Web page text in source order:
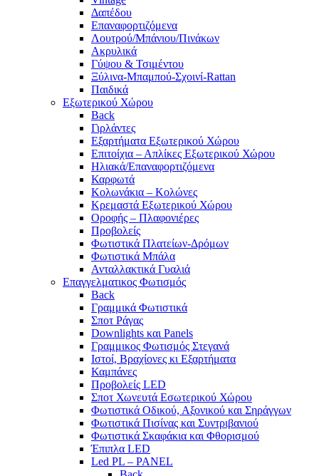
Δαπέδου
Επαναφορτιζόμενα
Λουτρού/Μπάνιου/Πινάκων
Ακρυλικά
Γύψου & Τσιμέντου
Ξύλινα-Μπαμπού-Σχοινί-Rattan
Παιδικά
Εξωτερικού Χώρου
Back
Γιρλάντες
Εξαρτήματα Εξωτερικού Χώρου
Επιτοίχια – Απλίκες Εξωτερικού Χώρου
Ηλιακά/Επαναφορτιζόμενα
Καρφωτά
Κολωνάκια – Κολώνες
Κρεμαστά Εξωτερικού Χώρου
Οροφής – Πλαφονιέρες
Προβολείς
Φωτιστικά Πλατείων-Δρόμων
Φωτιστικά Μπάλα
Ανταλλακτικά Γυαλιά
Επαγγελματικος Φωτισμός
Back
Γραμμικά Φωτιστικά
Σποτ Ράγας
Downlights και Panels
Γραμμικος Φωτισμός Στεγανά
Ιστοί, Βραχίονες κι Εξαρτήματα
Καμπάνες
Προβολείς LED
Σποτ Χωνευτά Εσωτερικού Χώρου
Φωτιστικά Οδικού, Αξονικού και Σηράγγων
Φωτιστικά Πισίνας και Συντριβανιού
Φωτιστικά Σκαφάκια και Φθορισμού
Έπιπλα LED
Led PL – PANEL